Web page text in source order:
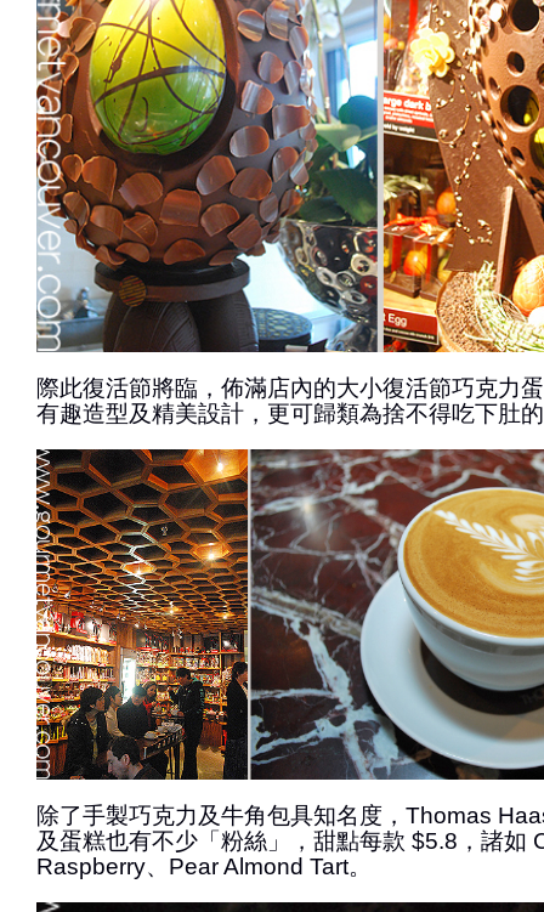
際此復活節將臨，佈滿店內的大小復活節巧克力
有趣造型及精美設計，更可歸類為捨不得吃下肚
除了手製巧克力及牛角包具知名度，Thomas
及蛋糕也有不少「粉絲」，甜點每款 $5.8，諸如
Raspberry、Pear Almond Tart。